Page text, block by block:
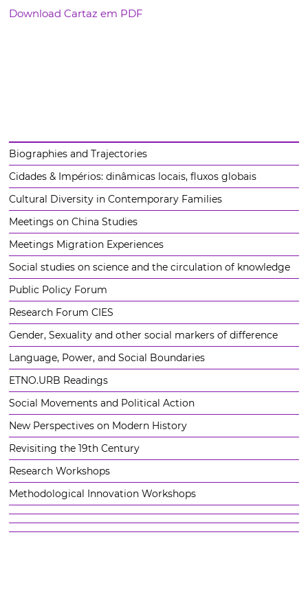
Download Cartaz em PDF
Biographies and Trajectories
Cidades & Impérios: dinâmicas locais, fluxos globais
Cultural Diversity in Contemporary Families
Meetings on China Studies
Meetings Migration Experiences
Social studies on science and the circulation of knowledge
Public Policy Forum
Research Forum CIES
Gender, Sexuality and other social markers of difference
Language, Power, and Social Boundaries
ETNO.URB Readings
Social Movements and Political Action
New Perspectives on Modern History
Revisiting the 19th Century
Research Workshops
Methodological Innovation Workshops